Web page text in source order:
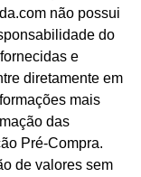
não possui
do
e
diretamente em
mais
das
Pré-Compra.
de valores sem